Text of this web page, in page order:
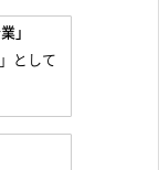
」
として